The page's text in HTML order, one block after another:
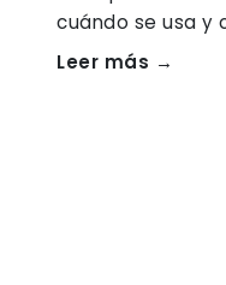
cuándo se usa y
Leer más →